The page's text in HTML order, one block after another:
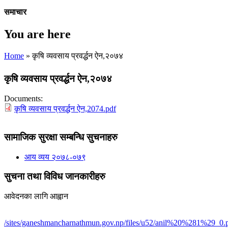
समाचार
You are here
Home » कृषि व्यवसाय प्रवर्द्धन ऐन,२०७४
कृषि व्यवसाय प्रवर्द्धन ऐन,२०७४
Documents:
कृषि व्यवसाय प्रवर्द्धन ऐन,2074.pdf
सामाजिक सुरक्षा सम्बन्धि सुचनाहरु
आय व्यय २०७८-०७९
सुचना तथा विविध जानकारीहरु
आवेदनका लागि आह्वान
/sites/ganeshmancharnathmun.gov.np/files/u52/